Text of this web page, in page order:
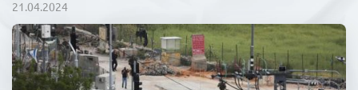
Экономика Пресса
21.04.2024